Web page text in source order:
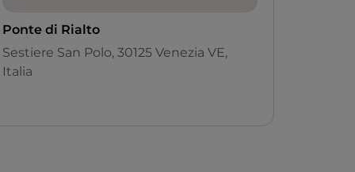
Ponte di Rialto
Sestiere San Polo, 30125 Venezia VE,
Italia